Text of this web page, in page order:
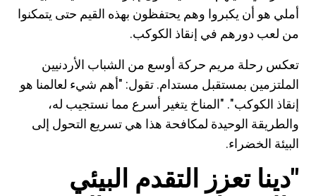
أملي هو أن يكبروا وهم يحتفظون بهذه القيم حتى يتمكنوا
من لعب دورهم في إنقاذ الكوكب.
تعكس رحلة مريم حركة أوسع من الشباب الأردنيين
الملتزمين بمستقبل مستدام. تقول: "أهم شيء لعالمنا هو
إنقاذ الكوكب". "المناخ يتغير أسرع مما نستجيب له،
والطريقة الوحيدة لمكافحة هذا هي تسريع التحول إلى
البيئة الخضراء.
"دينا تعزز التقدم البيئي